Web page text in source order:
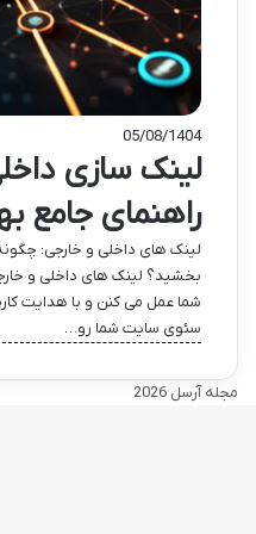
05/08/1404
لینک سازی
راهنمای جامع
لینک های داخلی و خارجی:
بخشید؟ لینک های داخلی و
شما عمل می کنن و با هدایت
سئوی سایت شما رو…
مجله آرسل 2026